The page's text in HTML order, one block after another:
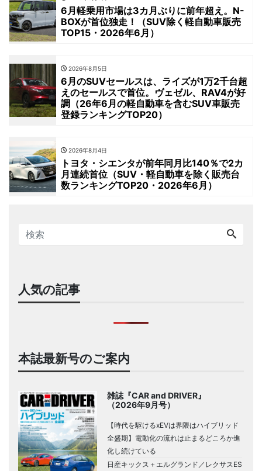
6月軽乗用市場は3カ月ぶりに前年超え。N-
BOXが首位独走！（SUV除く軽自動車販売
TOP15・2026年6月）
2026年8月5日
6月のSUVセールスは、ライズが1万2千台超
えのセールスで首位。ヴェゼル、RAV4が好
調（26年6月の軽自動車を含むSUV車販売
登録ランキングTOP20）
2026年8月4日
トヨタ・シエンタが前年同月比140％で2カ
月連続首位（SUV・軽自動車を除く販売台
数ランキングTOP20・2026年6月）
人気の記事
本誌最新号のご案内
雑誌『CAR and DRIVER』
（2026年9月号）
【時代を駆けるxEVは界隈はハイブリッド
全盛期】電動化の流れは止まるどころか進
化し続けている
日産キックス＋エルグランド／レクサスES